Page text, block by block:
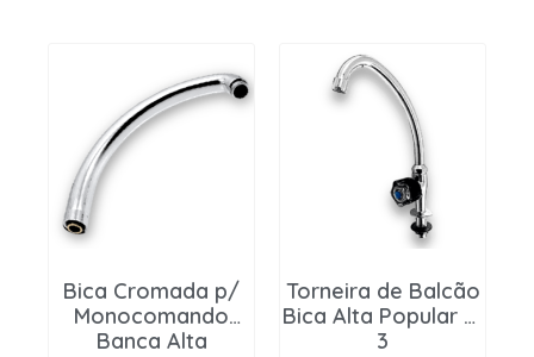
Bica Cromada p/
Monocomando
Banca Alta
Torneira de Balcão
Bica Alta Popular nº
3